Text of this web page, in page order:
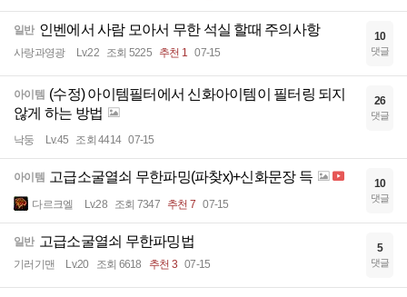
일반 인벤에서 사람 모아서 무한 석실 할때 주의사항
사랑과영광 Lv.22 조회 5225 추천 1 07-15
10
댓글
아이템 (수정) 아이템필터에서 신화아이템이 필터링 되지
않게 하는 방법
낙둥 Lv.45 조회 4414 07-15
26
댓글
아이템 고급소굴열쇠 무한파밍(파찾x)+신화문장 득
다르크엘 Lv.28 조회 7347 추천 7 07-15
10
댓글
일반 고급소굴열쇠 무한파밍법
기러기맨 Lv.20 조회 6618 추천 3 07-15
5
댓글